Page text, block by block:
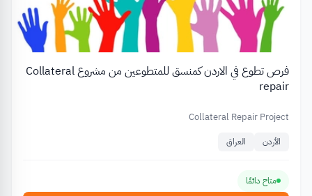
فرص تطوع في الاردن كمنسق للمتطوعين من مشروع Collateral
repair
Collateral Repair Project
الأردن العراق
متاح دائمًا